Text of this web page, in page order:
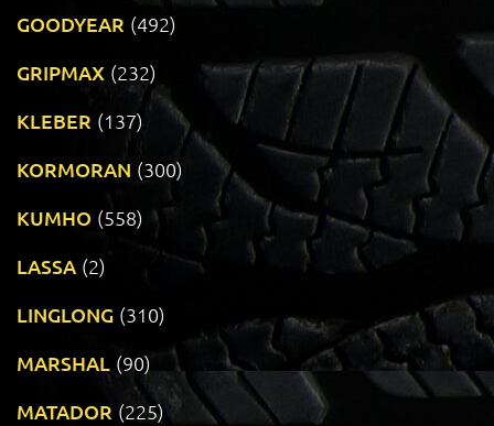
GOODYEAR (492)
GRIPMAX (232)
KLEBER (137)
KORMORAN (300)
KUMHO (558)
LASSA (2)
LINGLONG (310)
MARSHAL (90)
MATADOR (225)